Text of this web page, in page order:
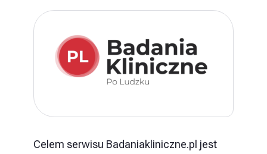
Celem serwisu Badaniakliniczne.pl jest